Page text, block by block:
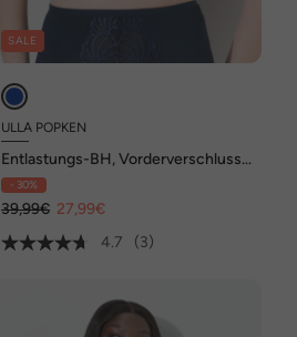
SALE
ULLA POPKEN
Entlastungs-BH, Vorderverschluss,
ohne Bügel, Cups C - G
- 30%
39,99€ 27,99€
4.7
(3)